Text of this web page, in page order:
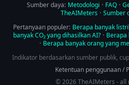
Sumber daya: Metodologi · FAQ ·
TheAIMeters · Sumber
Pertanyaan populer: Berapa banyak
banyak CO₂ yang dihasilkan AI? · Berapa
· Berapa banyak orang yang
Indikator berdasarkan sumber publik,
Ketentuan penggunaan/
© 2026 TheAIMeters - all